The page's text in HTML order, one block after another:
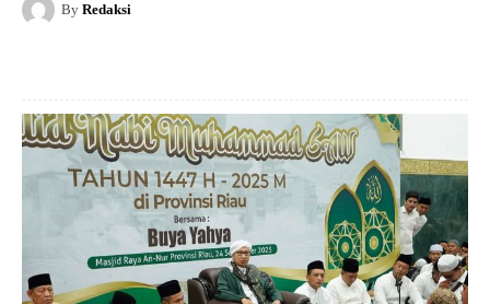
By Redaksi